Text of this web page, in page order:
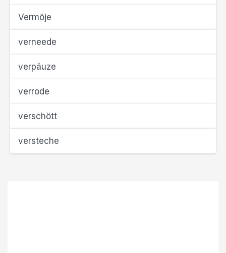
Vermöje
verneede
verpäuze
verrode
verschött
versteche